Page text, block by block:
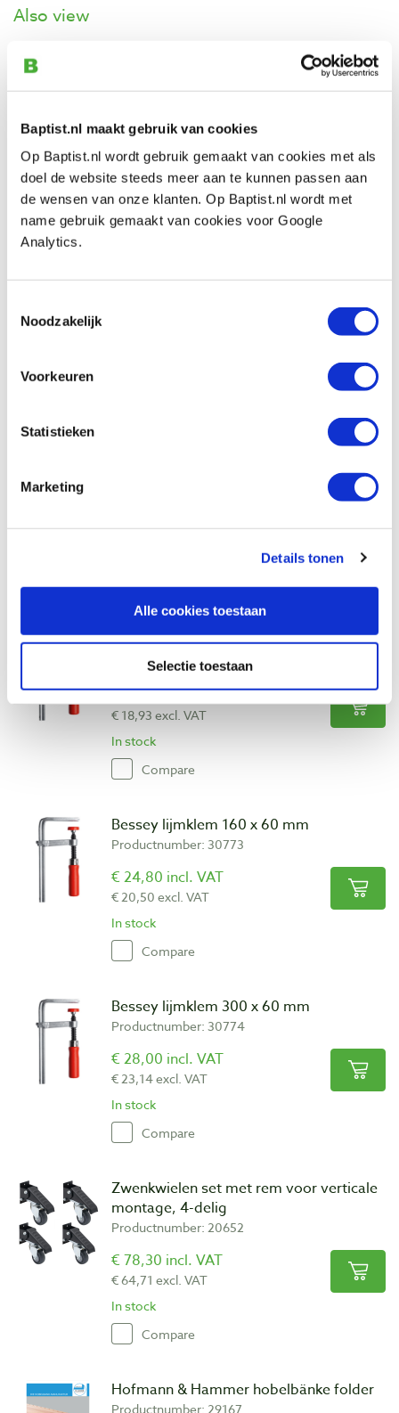
Baptist.nl maakt gebruik van cookies
Op Baptist.nl wordt gebruik gemaakt van cookies met als
doel de website steeds meer aan te kunnen passen aan
de wensen van onze klanten. Op Baptist.nl wordt met
name gebruik gemaakt van cookies voor Google
Analytics.
Noodzakelijk
Voorkeuren
Statistieken
Marketing
Details tonen
Alle cookies toestaan
Selectie toestaan
Also view
Titebond original wood glue 237 ml
€ 7,00 incl. VAT
€ 5,79 excl. VAT
In stock
Compare
ml
€ 49,50 excl. VAT
Compare
Bessey lijmklem 120 x 60 mm
Productnumber: 30772
€ 22,90 incl. VAT
€ 18,93 excl. VAT
In stock
Compare
Bessey lijmklem 160 x 60 mm
Productnumber: 30773
€ 24,80 incl. VAT
€ 20,50 excl. VAT
In stock
Compare
Bessey lijmklem 300 x 60 mm
Productnumber: 30774
€ 28,00 incl. VAT
€ 23,14 excl. VAT
In stock
Compare
Zwenkwielen set met rem voor verticale
montage, 4-delig
Productnumber: 20652
€ 78,30 incl. VAT
€ 64,71 excl. VAT
In stock
Compare
Hofmann & Hammer hobelbänke folder
Productnumber: 29167